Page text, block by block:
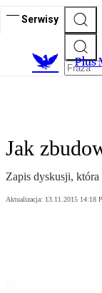
Serwisy
Plus
Jak
Zapis dyskusji,
Aktualizacja: 13.11.2015 14:18